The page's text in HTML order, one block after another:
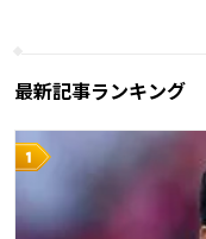
最新記事ランキング